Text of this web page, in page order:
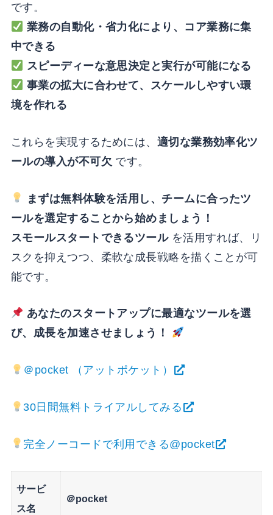
です。
業務の自動化・省力化により、コア業務に集
中できる
スピーディーな意思決定と実行が可能になる
事業の拡大に合わせて、スケールしやすい環
境を作れる
これらを実現するためには、 適切な業務効率化ツ
ールの導入が不可欠 です。
まずは無料体験を活用し、チームに合ったツ
ールを選定することから始めましょう！
スモールスタートできるツールを活用すれば、リ
スクを抑えつつ、柔軟な成長戦略を描くことが可
能です。
あなたのスタートアップに最適なツールを選
び、成長を加速させましょう！
＠pocket （アットポケット）
30日間無料トライアルしてみる
完全ノーコードで利用できる@pocket
サービ
ス名
＠pocket